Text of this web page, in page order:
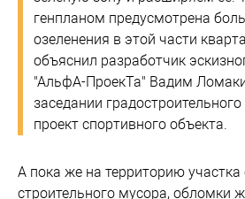
генпланом предусмотрена
озеленения в этой части
объяснил разработчик
"АльфА-ПроекТа" Вадим
заседании градостроительного
проект спортивного объекта.
А пока же на территорию участка
строительного мусора, обломки